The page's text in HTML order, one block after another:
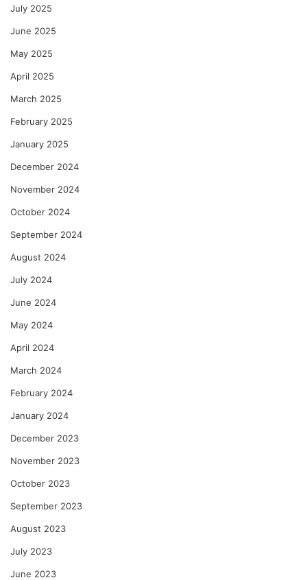
July 2025
June 2025
May 2025
April 2025
March 2025
February 2025
January 2025
December 2024
November 2024
October 2024
September 2024
August 2024
July 2024
June 2024
May 2024
April 2024
March 2024
February 2024
January 2024
December 2023
November 2023
October 2023
September 2023
August 2023
July 2023
June 2023